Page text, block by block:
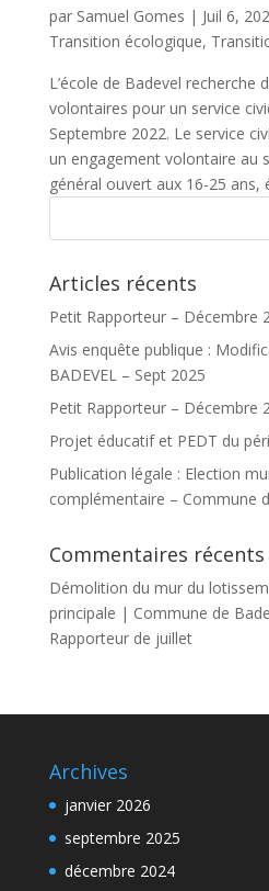
par Samuel Gomes | Juil 6,
Transition écologique,
L’école de Badevel recherche
volontaires pour un service
Septembre 2022. Le service
un engagement volontaire au
général ouvert aux 16-25 ans,
Articles récents
Petit Rapporteur – Décembre
Avis enquête publique :
BADEVEL – Sept 2025
Petit Rapporteur – Décembre
Projet éducatif et PEDT du
Publication légale : Election
complémentaire – Commune
Commentaires récents
Démolition du mur du
principale | Commune de
Rapporteur de juillet
Archives
janvier 2026
septembre 2025
décembre 2024